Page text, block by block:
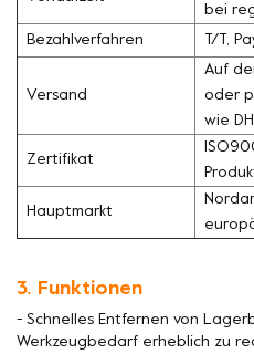
bei
Bezahlverfahren T/T,
Versand
Auf
oder
wie
Zertifikat
Hauptmarkt
3. Funktionen
- Schnelles Entfernen von
Werkzeugbedarf erheblich zu